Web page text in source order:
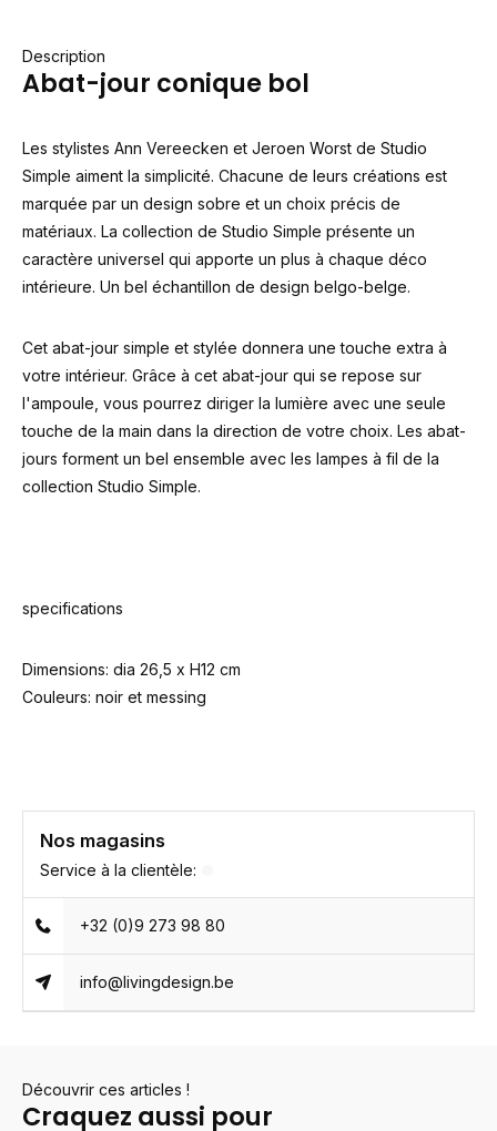
Description
Abat-jour conique bol
Les stylistes Ann Vereecken et Jeroen Worst de Studio
Simple aiment la simplicité. Chacune de leurs créations est
marquée par un design sobre et un choix précis de
matériaux. La collection de Studio Simple présente un
caractère universel qui apporte un plus à chaque déco
intérieure. Un bel échantillon de design belgo-belge.
Cet abat-jour simple et stylée donnera une touche extra à
votre intérieur. Grâce à cet abat-jour qui se repose sur
l'ampoule, vous pourrez diriger la lumière avec une seule
touche de la main dans la direction de votre choix. Les abat-
jours forment un bel ensemble avec les lampes à fil de la
collection Studio Simple.
specifications
Dimensions: dia 26,5 x H12 cm
Couleurs: noir et messing
Nos magasins
Service à la clientèle:
+32 (0)9 273 98 80
info@livingdesign.be
Découvrir ces articles !
Craquez aussi pour